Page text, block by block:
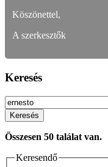
Köszönettel,
A szerkesztők
Keresés
Keresés
Összesen 50 találat van.
Keresendő